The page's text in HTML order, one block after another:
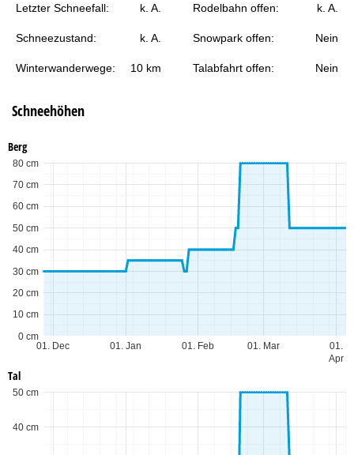
Letzter Schneefall: k. A. Rodelbahn offen: k. A.
Schneezustand: k. A. Snowpark offen: Nein
Winterwanderwege: 10 km Talabfahrt offen: Nein
Schneehöhen
Berg
01. Dec 01. Jan 01. Feb 01. Mar
01.
Apr
0 cm
10 cm
20 cm
30 cm
40 cm
50 cm
60 cm
70 cm
80 cm
Tal
40 cm
50 cm